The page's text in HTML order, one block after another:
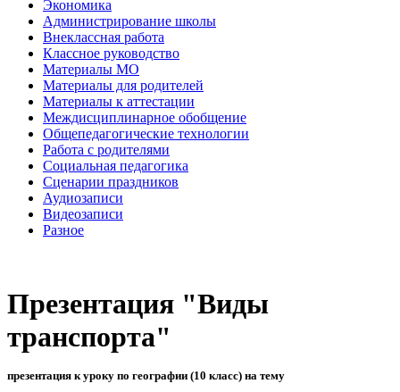
Экономика
Администрирование школы
Внеклассная работа
Классное руководство
Материалы МО
Материалы для родителей
Материалы к аттестации
Междисциплинарное обобщение
Общепедагогические технологии
Работа с родителями
Социальная педагогика
Сценарии праздников
Аудиозаписи
Видеозаписи
Разное
Презентация "Виды
транспорта"
презентация к уроку по географии (10 класс) на тему